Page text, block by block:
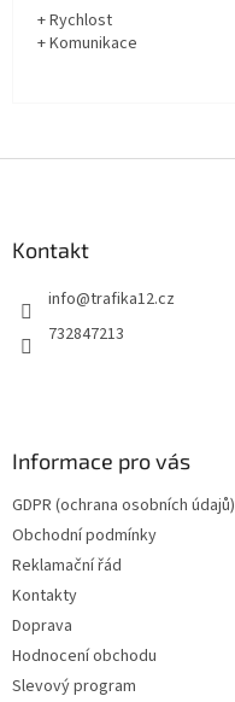
+ Rychlost
+ Komunikace
Kontakt
info@trafika12.cz
732847213
Informace pro vás
GDPR (ochrana osobních údajů)
Obchodní podmínky
Reklamační řád
Kontakty
Doprava
Hodnocení obchodu
Slevový program